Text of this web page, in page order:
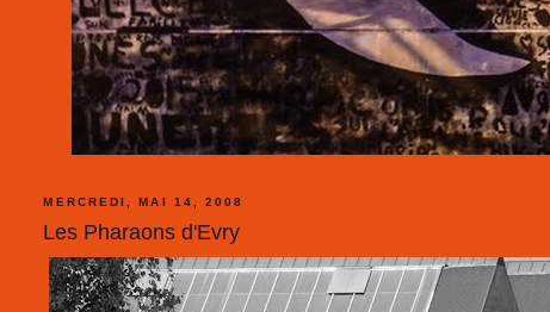
MERCREDI, MAI 14, 2008
Les Pharaons d'Evry